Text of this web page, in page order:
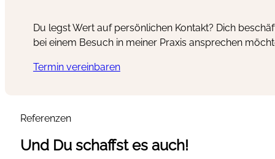
Du legst Wert auf persönlichen Kontakt? Dich
bei einem Besuch in meiner Praxis ansprechen
Termin vereinbaren
Referenzen
Und Du schaffst es auch!